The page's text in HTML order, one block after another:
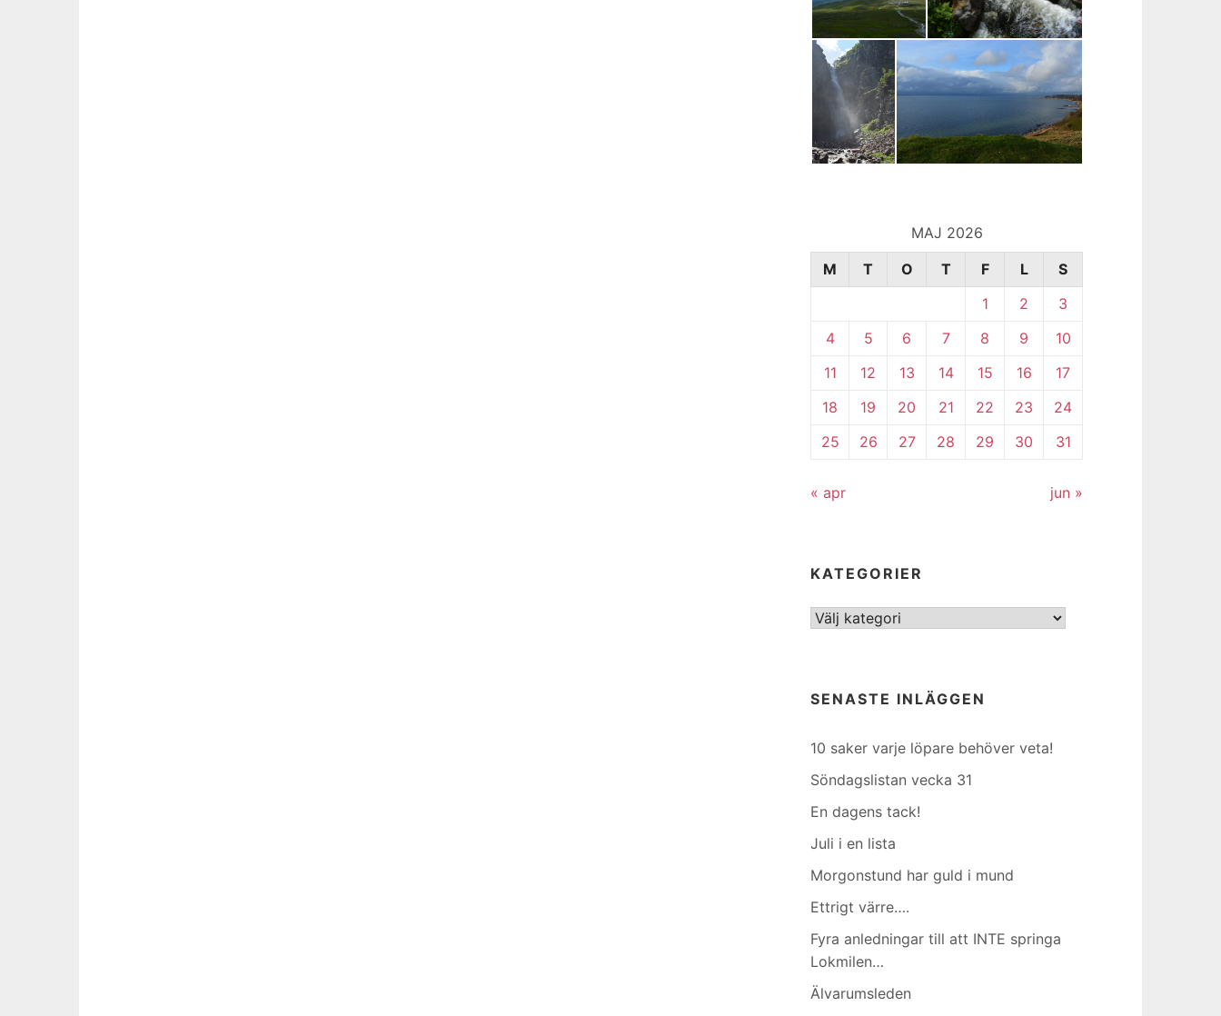
MAJ 2026
M
T O T F L
S
1
2
3
4
5 6 7 8 9
10
11
12 13 14 15 16
17
18
19 20 21 22 23
24
25
26 27 28 29 30 31
« apr jun »
KATEGORIER
Kategorier
SENASTE INLÄGGEN
10 saker varje löpare behöver veta!
Söndagslistan vecka 31
En dagens tack!
Juli i en lista
Morgonstund har guld i mund
Ettrigt värre….
Fyra anledningar till att INTE springa
Lokmilen…
Älvarumsleden